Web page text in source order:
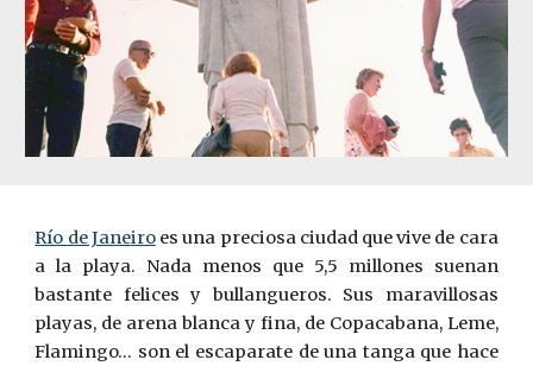
Río de Janeiroes una preciosa ciudad que vive de cara
a la playa. Nada menos que 5,5 millones suenan
bastante felices y bullangueros. Sus maravillosas
playas, de arena blanca y fina, de Copacabana, Leme,
Flamingo… son el escaparate de una tanga que hace